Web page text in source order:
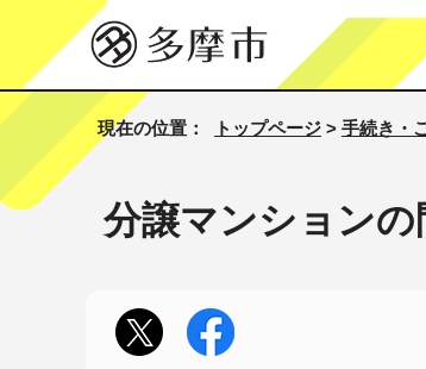
現在の位置： トップページ > 手続き・
分譲マンション